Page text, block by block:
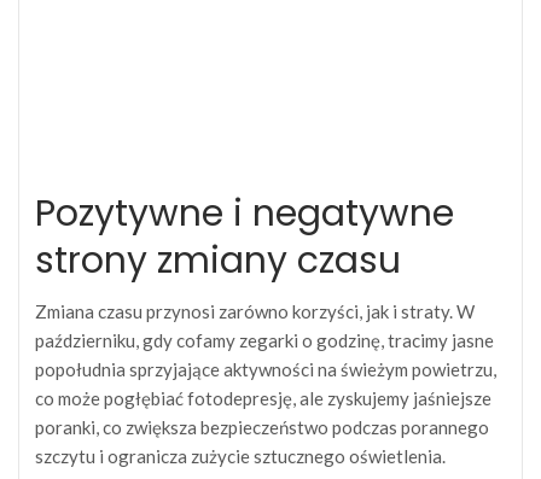
Pozytywne i negatywne
strony zmiany czasu
Zmiana czasu przynosi zarówno korzyści, jak i straty. W
październiku, gdy cofamy zegarki o godzinę, tracimy jasne
popołudnia sprzyjające aktywności na świeżym powietrzu,
co może pogłębiać fotodepresję, ale zyskujemy jaśniejsze
poranki, co zwiększa bezpieczeństwo podczas porannego
szczytu i ogranicza zużycie sztucznego oświetlenia.